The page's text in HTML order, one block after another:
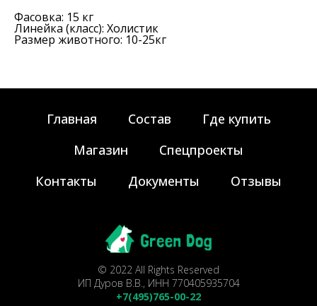
Фасовка: 15 кг
Линейка (класс): Холистик
Размер животного: 10-25кг
Главная Состав
Где купить
Магазин
Спецпроекты
Контакты
Документы Отзывы
© 2022 All Rights Reserved
ИП Дуров В.В., ИНН 770405935704
+7(495)765-00-22